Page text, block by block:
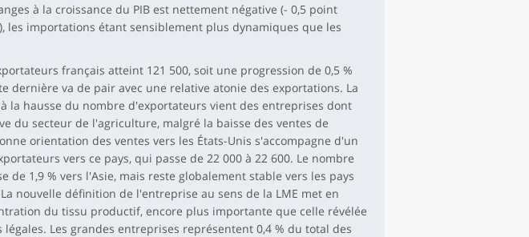
à la croissance du PIB est nettement négative (- 0,5 point
les importations étant sensiblement plus dynamiques que les
français atteint 121 500, soit une progression de 0,5 %
dernière va de pair avec une relative atonie des exportations. La
la hausse du nombre d'exportateurs vient des entreprises dont
du secteur de l'agriculture, malgré la baisse des ventes de
orientation des ventes vers les États-Unis s'accompagne d'un
vers ce pays, qui passe de 22 000 à 22 600. Le nombre
de 1,9 % vers l'Asie, mais reste globalement stable vers les pays
nouvelle définition de l'entreprise au sens de la LME met en
du tissu productif, encore plus importante que celle révélée
Les grandes entreprises représentent 0,4 % du total des